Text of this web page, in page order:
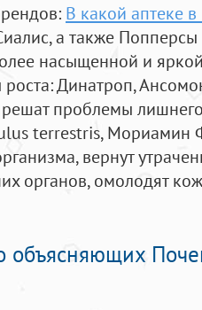
В какой аптеке
а также
насыщенной и
: Динатроп,
проблемы
terrestris, Мориамин
вернут
органов, омолодят
объясняющих